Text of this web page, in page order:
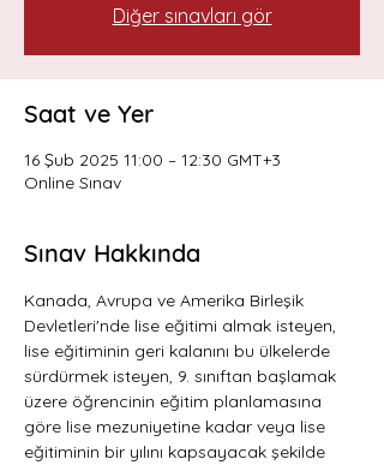
Diğer sınavları gör
Saat ve Yer
16 Şub 2025 11:00 – 12:30 GMT+3
Online Sınav
Sınav Hakkında
Kanada, Avrupa ve Amerika Birleşik
Devletleri'nde lise eğitimi almak isteyen,
lise eğitiminin geri kalanını bu ülkelerde
sürdürmek isteyen, 9. sınıftan başlamak
üzere öğrencinin eğitim planlamasına
göre lise mezuniyetine kadar veya lise
eğitiminin bir yılını kapsayacak şekilde